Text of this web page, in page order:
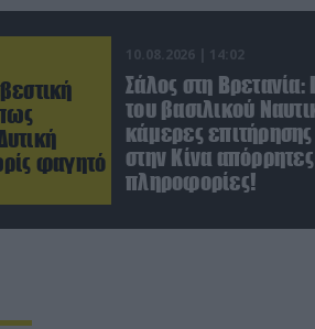
φαγητό
10.08.2026 | 14:02
Σάλος στη Βρετανία:
του βασιλικού
κάμερες
στην Κίνα απόρρητες
πληροφορίες!